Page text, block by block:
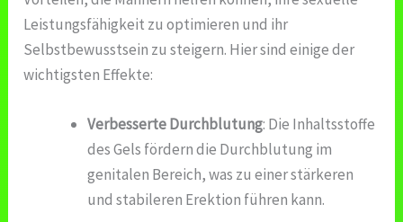
Leistungsfähigkeit zu optimieren und ihr
Selbstbewusstsein zu steigern. Hier sind einige der
wichtigsten Effekte:
Verbesserte Durchblutung: Die Inhaltsstoffe
des Gels fördern die Durchblutung im
genitalen Bereich, was zu einer stärkeren
und stabileren Erektion führen kann.